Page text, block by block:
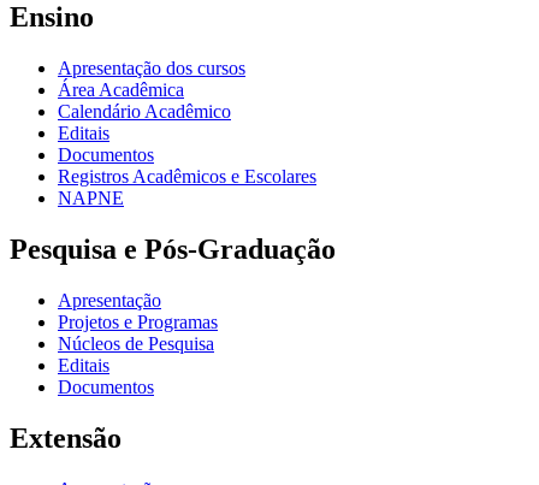
Ensino
Apresentação dos cursos
Área Acadêmica
Calendário Acadêmico
Editais
Documentos
Registros Acadêmicos e Escolares
NAPNE
Pesquisa e Pós-Graduação
Apresentação
Projetos e Programas
Núcleos de Pesquisa
Editais
Documentos
Extensão